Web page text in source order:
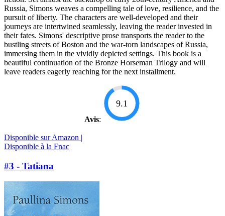
Russia, Simons weaves a compelling tale of love, resilience, and the
pursuit of liberty. The characters are well-developed and their
journeys are intertwined seamlessly, leaving the reader invested in
their fates. Simons' descriptive prose transports the reader to the
bustling streets of Boston and the war-torn landscapes of Russia,
immersing them in the vividly depicted settings. This book is a
beautiful continuation of the Bronze Horseman Trilogy and will
leave readers eagerly reaching for the next installment.
Avis:
9.1
Disponible sur Amazon |
Disponible à la Fnac
#3 - Tatiana